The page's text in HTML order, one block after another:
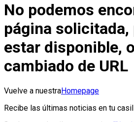
No podemos
página solicitada,
estar disponible,
cambiado de URL
Vuelve a nuestraHomepage
Recibe las últimas noticias en tu